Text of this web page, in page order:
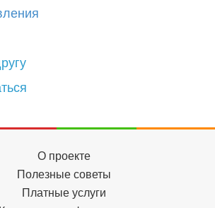
О проекте
Полезные советы
Платные услуги